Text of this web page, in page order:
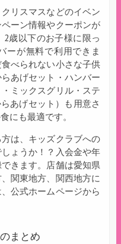
リスマスなどのイベン
ーン情報やクーポンが
歳以下のお子様に限っ
ーが無料で利用できま
べられない小さな子供
あげセット・ハンバー
ミックスグリル・ステ
あげセット）も用意さ
にも最適です。
は、キッズクラブへの
ょうか！？入会金や年
きます。店舗は愛知県
関東地方、関西地方に
公式ホームページから
まとめ